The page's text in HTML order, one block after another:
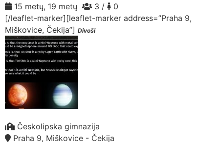
15 metų, 19 metų
3 /
0
[/leaflet-marker][leaflet-marker address=”Praha 9,
Miškovice, Čekija”] Divoši
Českolipska gimnazija
Praha 9, Miškovice - Čekija